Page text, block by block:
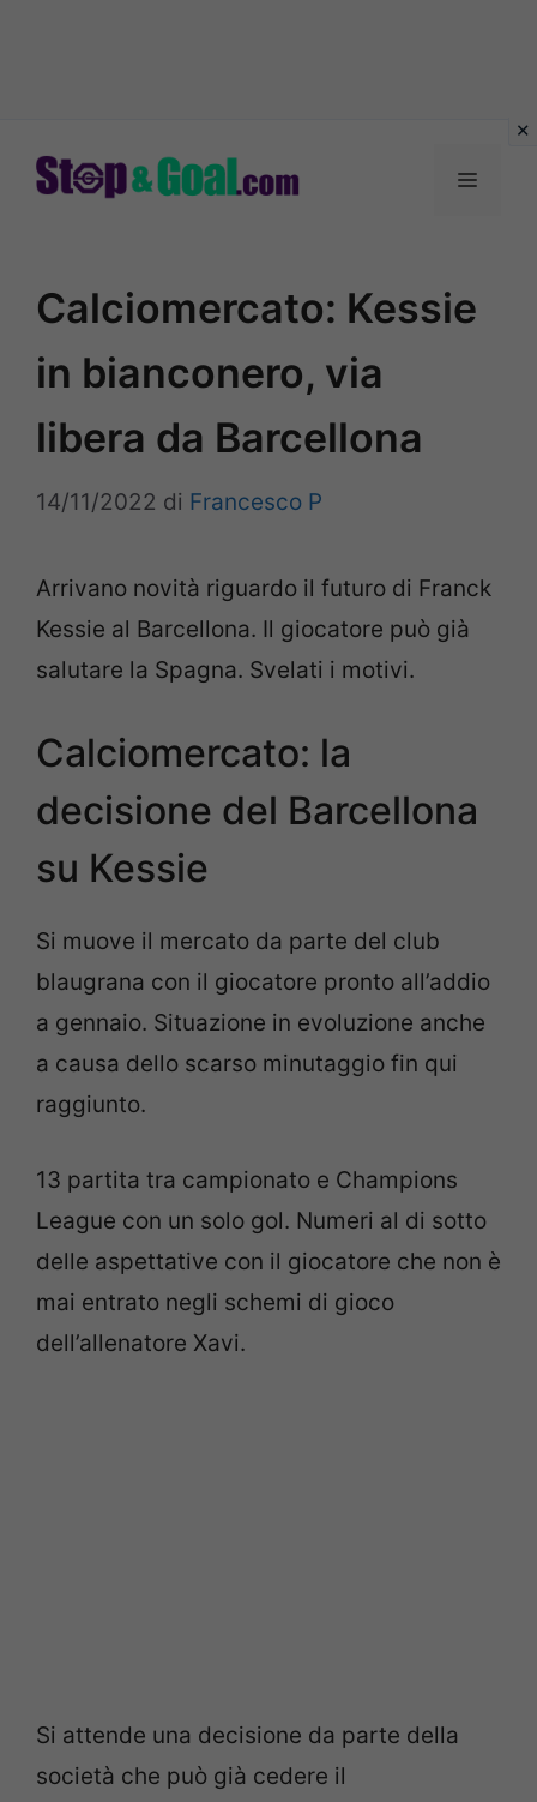
Menu
Calciomercato: Kessie
in bianconero, via
libera da Barcellona
14/11/2022 di Francesco P
Arrivano novità riguardo il futuro di Franck
Kessie al Barcellona. Il giocatore può già
salutare la Spagna. Svelati i motivi.
Calciomercato: la
decisione del Barcellona
su Kessie
Si muove il mercato da parte del club
blaugrana con il giocatore pronto all’addio
a gennaio. Situazione in evoluzione anche
a causa dello scarso minutaggio fin qui
raggiunto.
13 partita tra campionato e Champions
League con un solo gol. Numeri al di sotto
delle aspettative con il giocatore che non è
mai entrato negli schemi di gioco
dell’allenatore Xavi.
Si attende una decisione da parte della
società che può già cedere il